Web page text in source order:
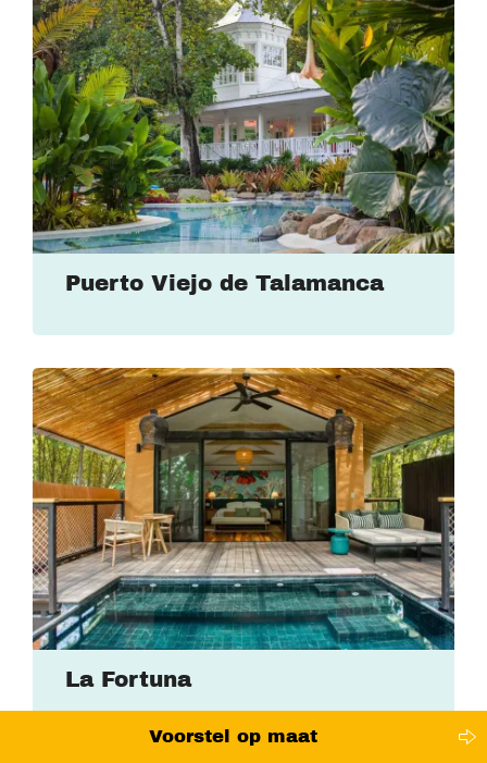
Puerto Viejo de Talamanca
La Fortuna
Voorstel op maat